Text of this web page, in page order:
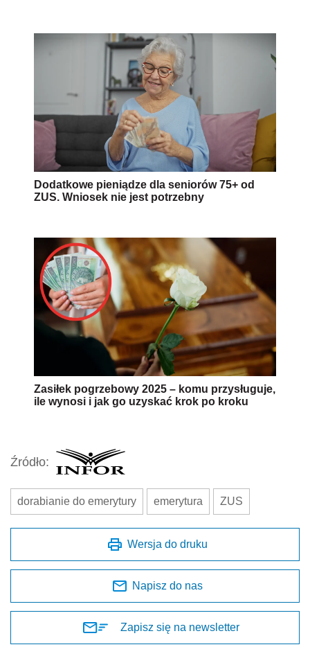
Dodatkowe pieniądze dla seniorów 75+ od
ZUS. Wniosek nie jest potrzebny
Zasiłek pogrzebowy 2025 – komu przysługuje,
ile wynosi i jak go uzyskać krok po kroku
Źródło:
dorabianie do emerytury emerytura ZUS
Wersja do druku
Napisz do nas
Zapisz się na newsletter